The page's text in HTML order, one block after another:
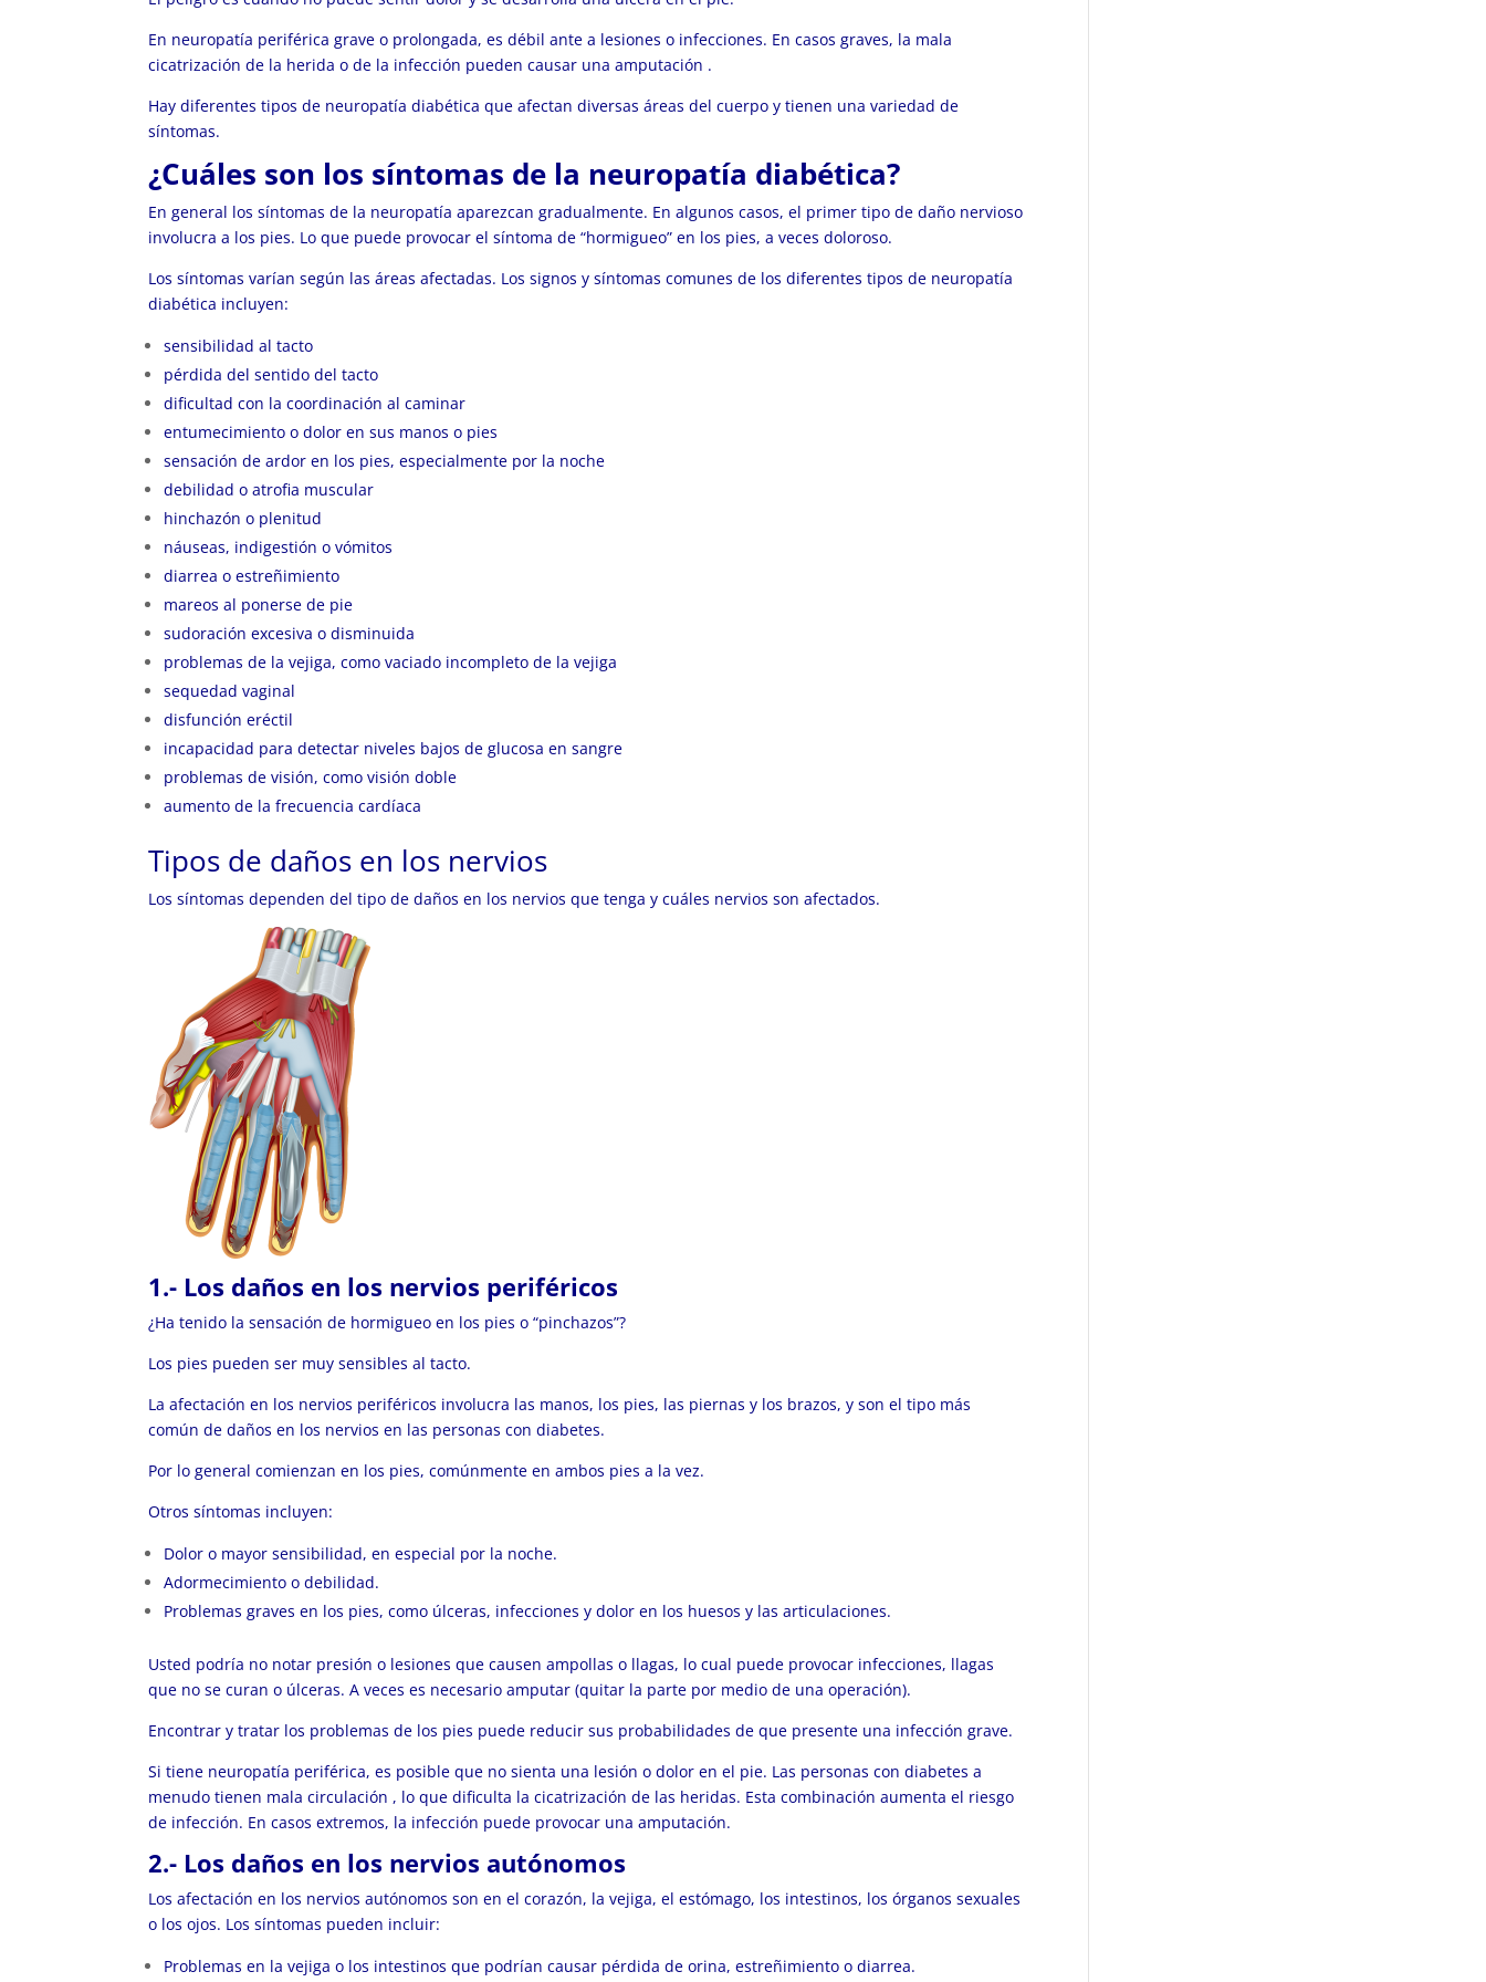
En neuropatía periférica grave o prolongada, es débil ante a lesiones o infecciones. En casos graves, la mala
cicatrización de la herida o de la infección pueden causar unaamputación .
Hay diferentes tipos de neuropatía diabética que afectan diversas áreas del cuerpo y tienen una variedad de
síntomas.
¿Cuáles son los síntomas de la neuropatía diabética?
En general los síntomas de la neuropatía aparezcan gradualmente. En algunos casos, el primer tipo de daño nervioso
involucra a los pies. Lo que puede provocar el síntoma de “hormigueo” en los pies, a veces doloroso.
Los síntomas varían según las áreas afectadas. Los signos y síntomas comunes de los diferentes tipos de neuropatía
diabética incluyen:
sensibilidad al tacto
pérdida del sentido del tacto
dificultad con la coordinación al caminar
entumecimiento o dolor en sus manos o pies
sensación de ardor en los pies, especialmente por la noche
debilidad o atrofia muscular
hinchazón o plenitud
náuseas, indigestión o vómitos
diarrea o estreñimiento
mareos al ponerse de pie
sudoración excesiva o disminuida
problemas de la vejiga, como vaciado incompleto de la vejiga
sequedad vaginal
disfunción eréctil
incapacidad para detectar niveles bajos de glucosa en sangre
problemas de visión, como visión doble
aumento de la frecuencia cardíaca
Tipos de daños en los nervios
Los síntomas dependen del tipo de daños en los nervios que tenga y cuáles nervios son afectados.
1.- Los daños en los nervios periféricos
¿Ha tenido la sensación de hormigueo en los pies o “pinchazos”?
Los pies pueden ser muy sensibles al tacto.
La afectación en los nervios periféricos involucra las manos, los pies, las piernas y los brazos, y son el tipo más
común de daños en los nervios en las personas con diabetes.
Por lo general comienzan en los pies, comúnmente en ambos pies a la vez.
Otros síntomas incluyen:
Dolor o mayor sensibilidad, en especial por la noche.
Adormecimiento o debilidad.
Problemas graves en los pies, como úlceras, infecciones y dolor en los huesos y las articulaciones.
Usted podría no notar presión o lesiones que causen ampollas o llagas, lo cual puede provocar infecciones, llagas
que no se curan o úlceras. A veces es necesario amputar (quitar la parte por medio de una operación).
Encontrar y tratar los problemas de los pies puede reducir sus probabilidades de que presente una infección grave.
Si tiene neuropatía periférica, es posible que no sienta una lesión o dolor en el pie. Las personas con diabetes a
menudo tienen mala circulación , lo que dificulta la cicatrización de las heridas. Esta combinación aumenta el riesgo
de infección. En casos extremos, la infección puede provocar una amputación.
2.- Los daños en los nervios autónomos
Los afectación en los nervios autónomos son en el corazón, la vejiga, el estómago, los intestinos, los órganos sexuales
o los ojos. Los síntomas pueden incluir:
Problemas en la vejiga o los intestinos que podrían causar pérdida de orina, estreñimiento o diarrea.